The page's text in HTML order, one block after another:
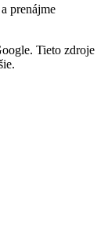
prenájme
Tieto zdroje